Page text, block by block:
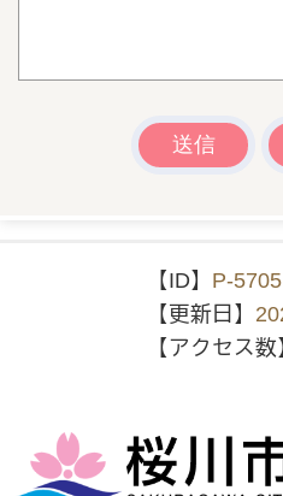
【ID】 P-5705
【更新日】
【アクセス数